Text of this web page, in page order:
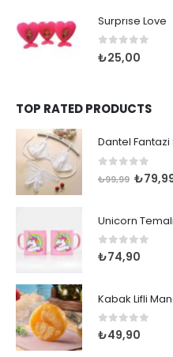
Surprıse Love
0 out of 5
₺25,00
TOP RATED PRODUCTS
Dantel Fantazi
out of 5
₺99,99 Orijinal
₺
Unicorn
0 out of 5
₺74,90
Kabak Lifli
0 out of 5
₺49,90